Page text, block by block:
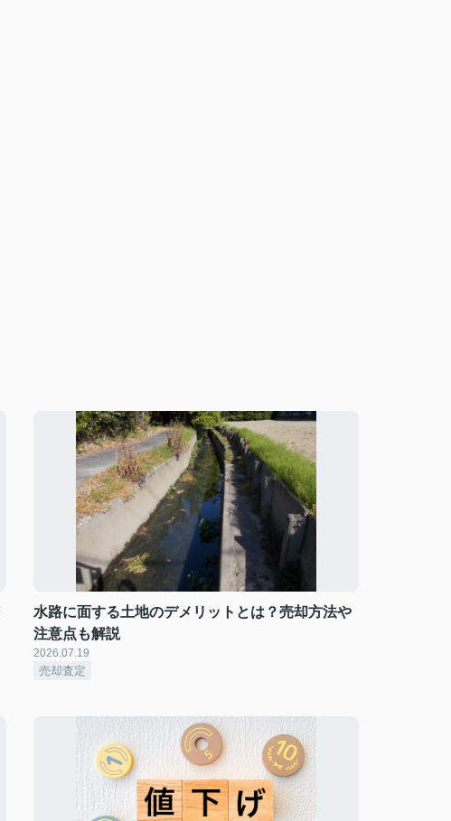
水路に面する土地のデメリットとは？売却方法や
注意点も解説
2026.07.19
売却査定